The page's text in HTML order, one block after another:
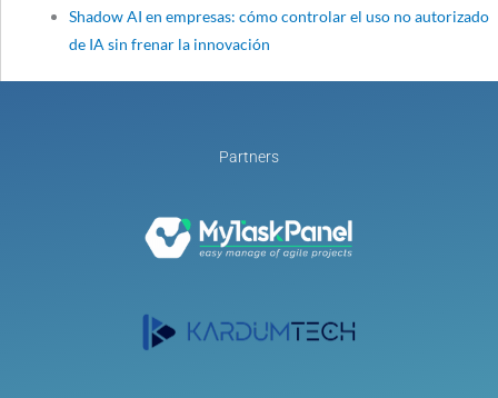
Shadow AI en empresas: cómo controlar el uso no autorizado
de IA sin frenar la innovación
Partners